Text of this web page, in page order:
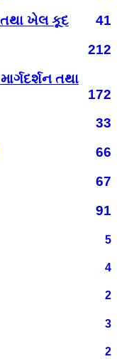
ખેલ કૂદ
41
212
તથા
172
33
66
67
91
5
4
2
3
2